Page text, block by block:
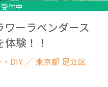
付中
付中
ーラベンダース
験！！
DIY ／ 東京都 足立区